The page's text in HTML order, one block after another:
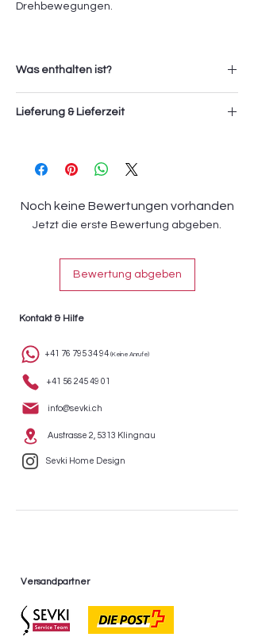
Drehbewegungen.
Was enthalten ist?
Taschenfederkernmatratze
Lieferung & Lieferzeit
Servicegebühr (Transport und Montage)
Die Lieferzeit beträgt 4-6 Wochen.
Noch keine Bewertungen vorhanden
Jetzt die erste Bewertung abgeben.
Bewertung abgeben
Kontakt & Hilfe
+41 76 795 34 94 (Keine Anrufe)
+41 56 245 49 01
info@sevki.ch
Austrasse 2, 5313 Klingnau
Sevki Home Design
Versandpartner